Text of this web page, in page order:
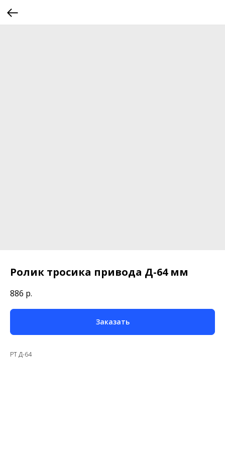
Ролик тросика привода Д-64 мм
886 р.
Заказать
РТ Д-64